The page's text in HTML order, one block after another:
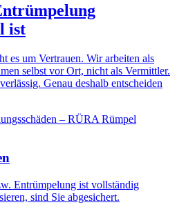
ist
es um Vertrauen. Wir arbeiten als
selbst vor Ort, nicht als Vermittler.
Genau deshalb entscheiden
Entrümpelung ist vollständig
sind Sie abgesichert.